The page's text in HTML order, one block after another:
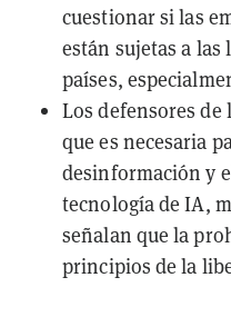
cuestionar si las
están sujetas a las
países,
Los defensores
que es necesaria
desinformación y
tecnología de IA,
señalan que la
principios de la